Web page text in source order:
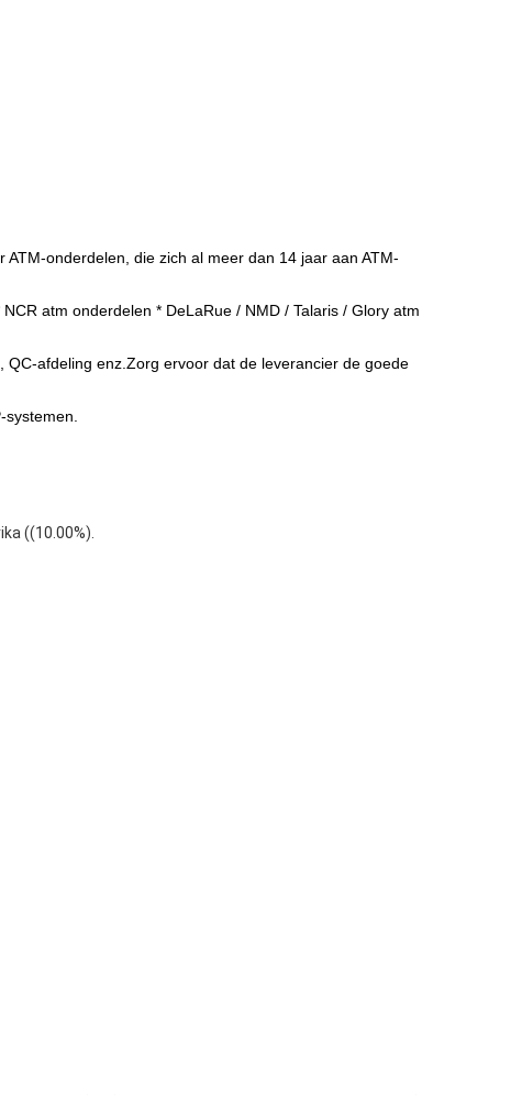
onderdelen, die zich al meer dan 14 jaar aan ATM-
atm onderdelen * DeLaRue / NMD / Talaris / Glory atm
afdeling enz.Zorg ervoor dat de leverancier de goede
((10.00%).